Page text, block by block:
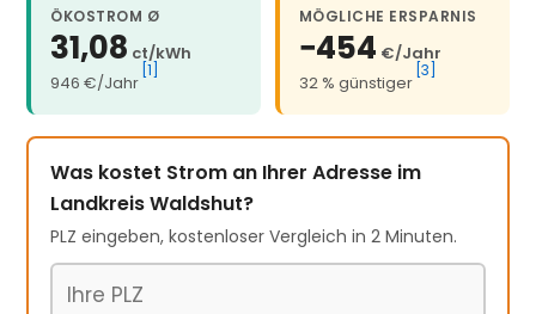
ÖKOSTROM Ø
31,08 ct/kWh
946 €/Jahr
[1]
MÖGLICHE ERSPARNIS
−454 €/Jahr
32 % günstiger
[3]
Was kostet Strom an Ihrer Adresse im
Landkreis Waldshut?
PLZ eingeben, kostenloser Vergleich in 2 Minuten.